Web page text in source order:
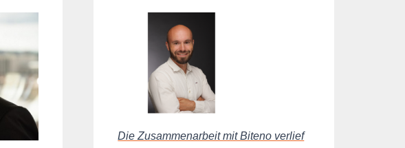
Die Zusammenarbeit mit Biteno verlief